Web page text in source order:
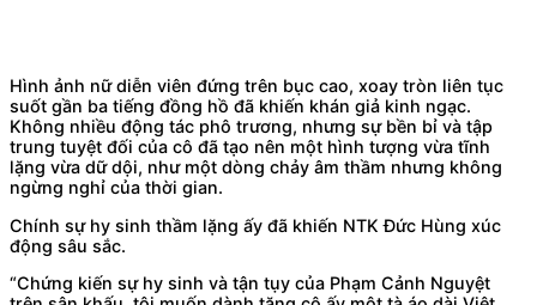
Hình ảnh nữ diễn viên đứng trên bục cao, xoay tròn liên tục
suốt gần ba tiếng đồng hồ đã khiến khán giả kinh ngạc.
Không nhiều động tác phô trương, nhưng sự bền bỉ và tập
trung tuyệt đối của cô đã tạo nên một hình tượng vừa tĩnh
lặng vừa dữ dội, như một dòng chảy âm thầm nhưng không
ngừng nghỉ của thời gian.
Chính sự hy sinh thầm lặng ấy đã khiến NTK Đức Hùng xúc
động sâu sắc.
“Chứng kiến sự hy sinh và tận tụy của Phạm Cảnh Nguyệt